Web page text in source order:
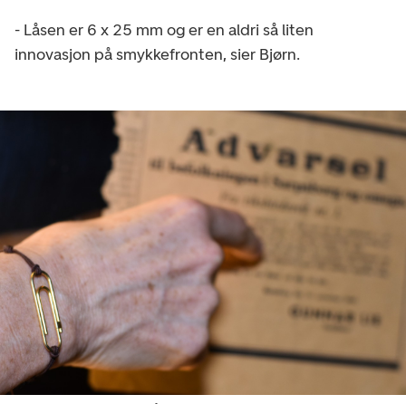
- Låsen er 6 x 25 mm og er en aldri så liten
innovasjon på smykkefronten, sier Bjørn.